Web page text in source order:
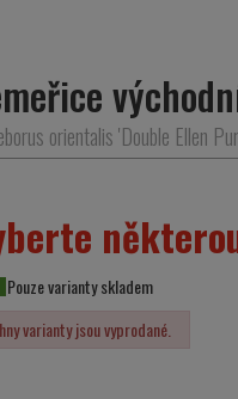
orientalis 'Double Ellen
Pouze varianty skladem
varianty jsou vyprodané.